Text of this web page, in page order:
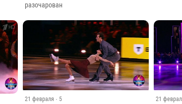
разочарован
21 февраля · 5 21